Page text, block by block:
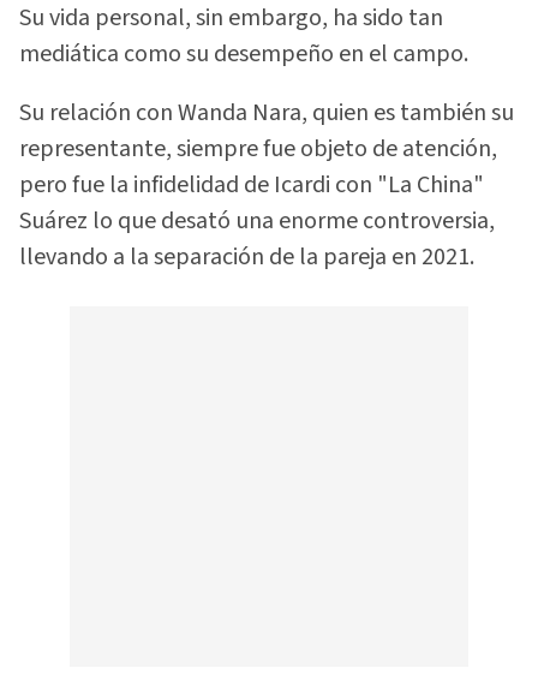
Su vida personal, sin embargo, ha sido tan
mediática como su desempeño en el campo.
Su relación con Wanda Nara, quien es también su
representante, siempre fue objeto de atención,
pero fue la infidelidad de Icardi con "La China"
Suárez lo que desató una enorme controversia,
llevando a la separación de la pareja en 2021.